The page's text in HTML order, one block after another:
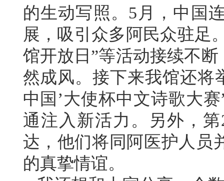
的生动写照。5月，中国
展，吸引众多阿民众驻足
馆开放日”等活动接续不
然成风。接下来我馆还将
中国’大使杯中文诗歌大
通注入新活力。另外，
达，他们将同阿医护人员
的真挚情谊。